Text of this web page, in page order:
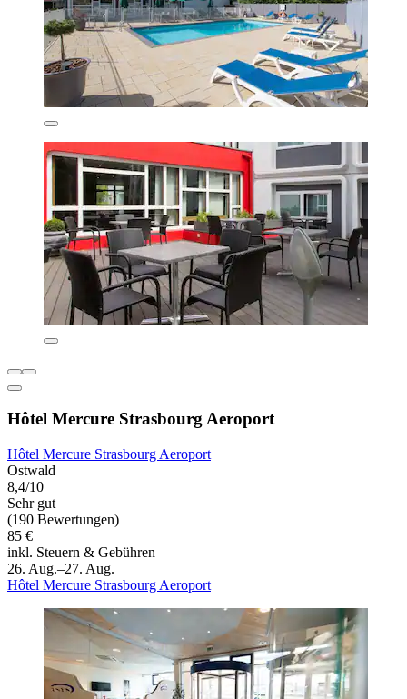
Hôtel Mercure Strasbourg Aeroport
Hôtel Mercure Strasbourg Aeroport
Ostwald
8,4/10
Sehr gut
(190 Bewertungen)
85 €
inkl. Steuern & Gebühren
26. Aug.–27. Aug.
Hôtel Mercure Strasbourg Aeroport